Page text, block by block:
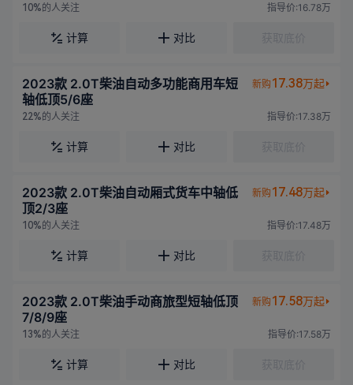
10%的人关注 指导价:16.78万
计算 对比
2023款 2.0T柴油自动多功能商用车短
轴低顶5/6座
新购 17.38万起
22%的人关注 指导价:17.38万
计算 对比
2023款 2.0T柴油自动厢式货车中轴低
顶2/3座
新购 17.48万起
10%的人关注 指导价:17.48万
计算 对比
2023款 2.0T柴油手动商旅型短轴低顶
7/8/9座
新购 17.58万起
13%的人关注 指导价:17.58万
计算 对比